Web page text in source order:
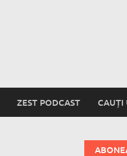
ZEST PODCAST CAUȚI